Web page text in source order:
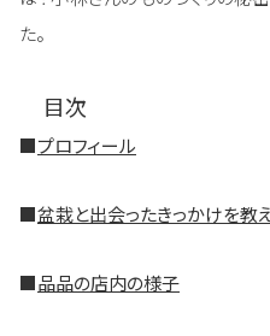
た。
目次
■プロフィール
■盆栽と出会ったきっかけを教え
■品品の店内の様子